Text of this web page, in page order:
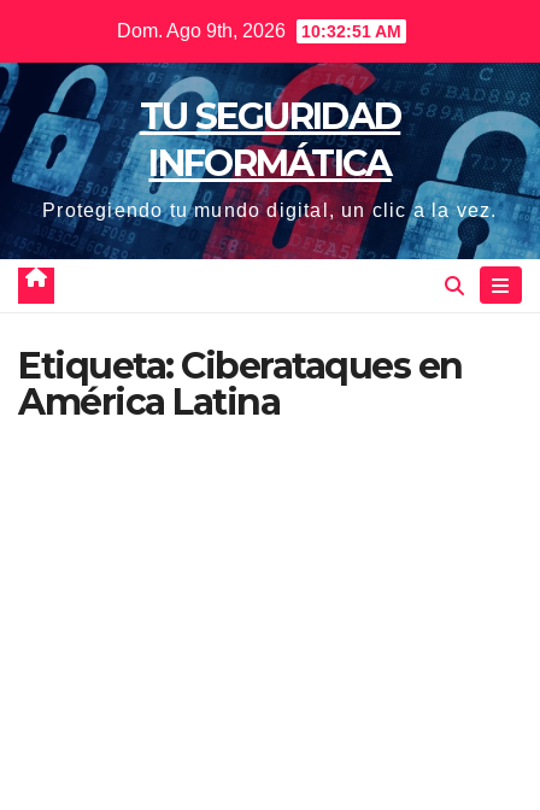
contenido
Dom. Ago 9th, 2026 10:32:51 AM
TU SEGURIDAD
INFORMÁTICA
Protegiendo tu mundo digital, un clic a la vez.
Etiqueta:Ciberataques en
América Latina